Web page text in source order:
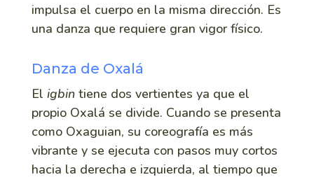
impulsa el cuerpo en la misma dirección. Es
una danza que requiere gran vigor físico.
Danza de Oxalá
El igbintiene dos vertientes ya que el
propio Oxalá se divide. Cuando se presenta
como Oxaguian, su coreografía es más
vibrante y se ejecuta con pasos muy cortos
hacia la derecha e izquierda, al tiempo que